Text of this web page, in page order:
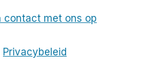
contact met ons op
Privacybeleid